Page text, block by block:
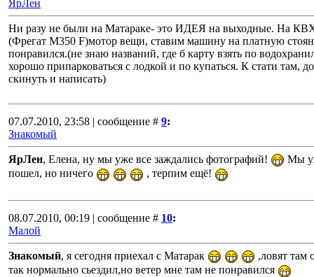
ЯрЛен
Ни разу не были на Матараке- это ИДЕЯ на выходные. На
(Фрегат М350 F)мотор вещи, ставим машину на платную
понравился.(не знаю названий, где б карту взять по
хорошо припарковаться с лодкой и по купаться. К стати там,
скинуть и написать)
07.07.2010, 23:58 | сообщение # 9:
Знакомый
ЯрЛен, Елена, ну мы уже все заждались фотографий!
Мы
пошел, но ничего
, терпим ещё!
08.07.2010, 00:19 | сообщение # 10:
Малой
Знакомый, я сегодня приехал с Матарак
,ловят там
так нормально сьездил,но ветер мне там не понравился